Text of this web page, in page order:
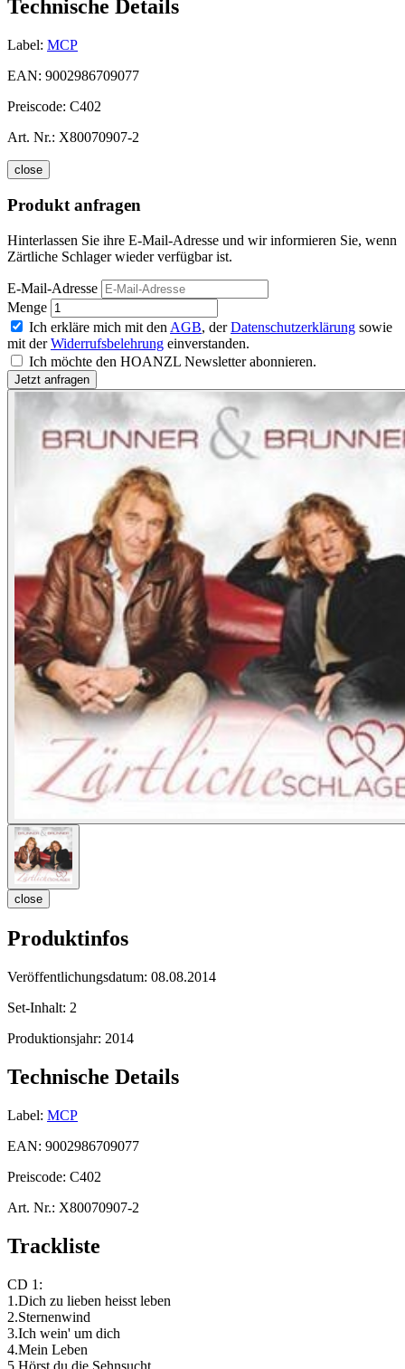
Technische Details
Label: MCP
EAN: 9002986709077
Preiscode: C402
Art. Nr.: X80070907-2
close
Produkt anfragen
Hinterlassen Sie ihre E-Mail-Adresse und wir informieren Sie, wenn
Zärtliche Schlager wieder verfügbar ist.
E-Mail-Adresse
Menge
Ich erkläre mich mit den AGB, derDatenschutzerklärung sowie
mit derWiderrufsbelehrung einverstanden.
Ich möchte den HOANZL Newsletter abonnieren.
close
Produktinfos
Veröffentlichungsdatum: 08.08.2014
Set-Inhalt: 2
Produktionsjahr: 2014
Technische Details
Label: MCP
EAN: 9002986709077
Preiscode: C402
Art. Nr.: X80070907-2
Trackliste
CD 1:
1.Dich zu lieben heisst leben
2.Sternenwind
3.Ich wein' um dich
4.Mein Leben
5.Hörst du die Sehnsucht